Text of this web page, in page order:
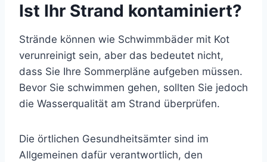
Ist Ihr Strand kontaminiert?
Strände können wie Schwimmbäder mit Kot
verunreinigt sein, aber das bedeutet nicht,
dass Sie Ihre Sommerpläne aufgeben müssen.
Bevor Sie schwimmen gehen, sollten Sie jedoch
die Wasserqualität am Strand überprüfen.
Die örtlichen Gesundheitsämter sind im
Allgemeinen dafür verantwortlich, den